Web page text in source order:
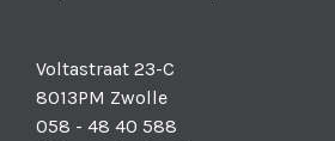
Voltastraat 23-C
8013PM Zwolle
058 - 48 40 588